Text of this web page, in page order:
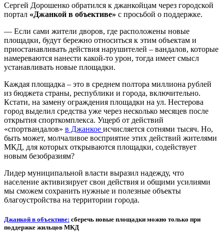
Сергей Дорошенко обратился к джанкойцам через городской
портал «Джанкой в объективе» с просьбой о поддержке.
— Если сами жители дворов, где расположены новые
площадки, будут бережно относиться к этим объектам и
приостанавливать действия нарушителей – вандалов, которые
намереваются нанести какой-то урон, тогда имеет смысл
устанавливать новые площадки.
Каждая площадка – это в среднем полтора миллиона рублей
из бюджета страны, республики и города, включительно.
Кстати, на замену ограждения площадки на ул. Нестерова
город выделил средства уже через несколько месяцев после
открытия спорткомплекса. Ущерб от действий
«спортвандалов» в Джанкое исчисляется сотнями тысяч. Но,
быть может, молчаливое восприятие этих действий жителями
МКД, для которых открываются площадки, содействует
новым безобразиям?
Лидер муниципальной власти выразил надежду, что
население активизирует свои действия и общими усилиями
мы сможем сохранить нужные и полезные объекты
благоустройства на территории города.
Джанкой в объективе: сберечь новые площадки можно только при
поддержке жильцов МКД